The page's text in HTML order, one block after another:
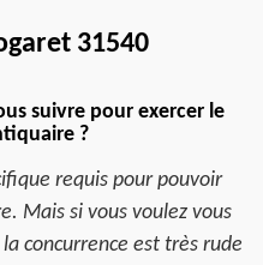
31540
suivre pour exercer le
?
requis pour pouvoir
Mais si vous voulez vous
concurrence est très rude